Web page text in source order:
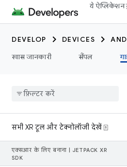
ये
DEVELOP DEVICES
खास जानकारी
सैंपल
सभी XR टूल और टेक्नोलॉजी देखें ⍐
एक्सआर के लिए बनाना
JETPACK XR
SDK